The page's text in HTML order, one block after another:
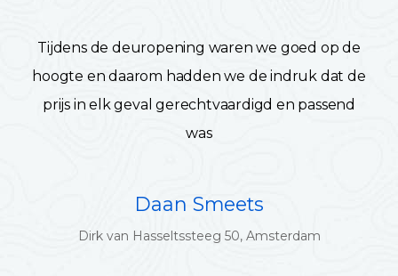
Tijdens de deuropening waren we goed op de
hoogte en daarom hadden we de indruk dat de
prijs in elk geval gerechtvaardigd en passend
was
Daan Smeets
Dirk van Hasseltssteeg 50, Amsterdam